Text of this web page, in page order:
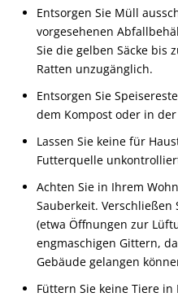
Entsorgen Sie Müll
vorgesehenen
Sie die gelben Säcke bis
Ratten unzugänglich.
Entsorgen Sie
dem Kompost oder in
Lassen Sie keine für
Futterquelle
Achten Sie in Ihrem
Sauberkeit.
(etwa Öffnungen zur
engmaschigen Gittern,
Gebäude gelangen
Füttern Sie keine Tiere